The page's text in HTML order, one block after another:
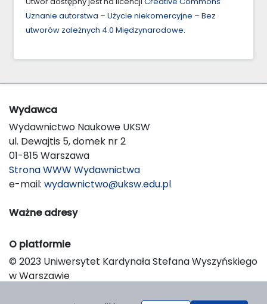
Uznanie autorstwa – Użycie niekomercyjne – Bez
utworów zależnych 4.0 Międzynarodowe.
Wydawca
Wydawnictwo Naukowe UKSW
ul. Dewajtis 5, domek nr 2
01-815 Warszawa
Strona WWW Wydawnictwa
e-mail: wydawnictwo@uksw.edu.pl
Ważne adresy
O platformie
© 2023 Uniwersytet Kardynała Stefana Wyszyńskiego
w Warszawie